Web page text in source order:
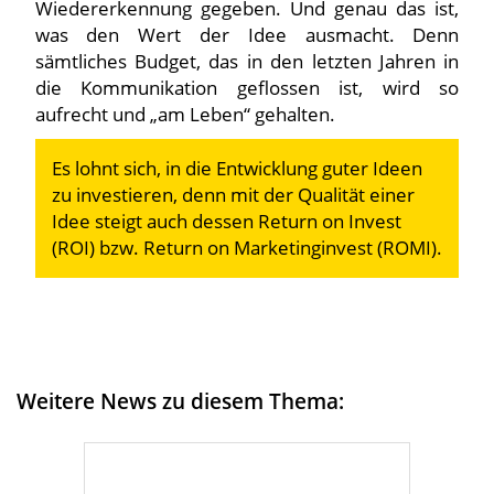
Wiedererkennung gegeben. Und genau das ist,
was den Wert der Idee ausmacht. Denn
sämtliches Budget, das in den letzten Jahren in
die Kommunikation geflossen ist, wird so
aufrecht und „am Leben“ gehalten.
Es lohnt sich, in die Entwicklung guter Ideen
zu investieren, denn mit der Qualität einer
Idee steigt auch dessen Return on Invest
(ROI) bzw. Return on Marketinginvest (ROMI).
Weitere News zu diesem Thema: